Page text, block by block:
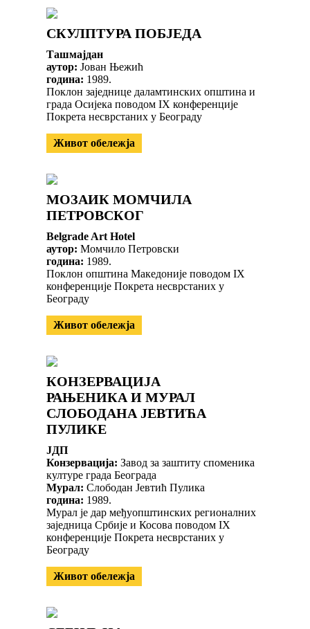
СКУЛПТУРА ПОБЈЕДА
Ташмајдан
аутор: Јован Њежић
година: 1989.
Поклон заједнице даламтинских општина и
града Осијека поводом IX конференције
Покрета несврстаних у Београду
Живот обележја
МОЗАИК МОМЧИЛА
ПЕТРОВСКОГ
Belgrade Art Hotel
аутор: Момчило Петровски
година: 1989.
Поклон општина Македоније поводом IX
конференције Покрета несврстаних у
Београду
Живот обележја
КОНЗЕРВАЦИЈА
РАЊЕНИКА И МУРАЛ
СЛОБОДАНА ЈЕВТИЋА
ПУЛИКЕ
ЈДП
Конзервација: Завод за заштиту споменика
културе града Београда
Мурал: Слободан Јевтић Пулика
година: 1989.
Мурал је дар међуопштинских регионалних
заједница Србије и Косова поводом IX
конференције Покрета несврстаних у
Београду
Живот обележја